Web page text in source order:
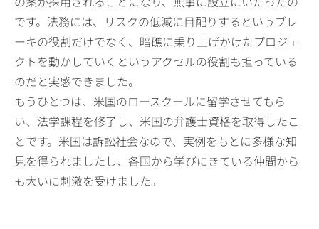
です。法務には、リスクの低減に目配りするというブレ
ーキの役割だけでなく、暗礁に乗り上げかけたプロジェ
クトを動かしていくというアクセルの役割も担っている
のだと実感できました。
もうひとつは、米国のロースクールに留学させてもら
い、法学課程を修了し、米国の弁護士資格を取得したこ
とです。米国は訴訟社会なので、実例をもとに多様な知
見を得られましたし、各国から学びにきている仲間から
も大いに刺激を受けました。